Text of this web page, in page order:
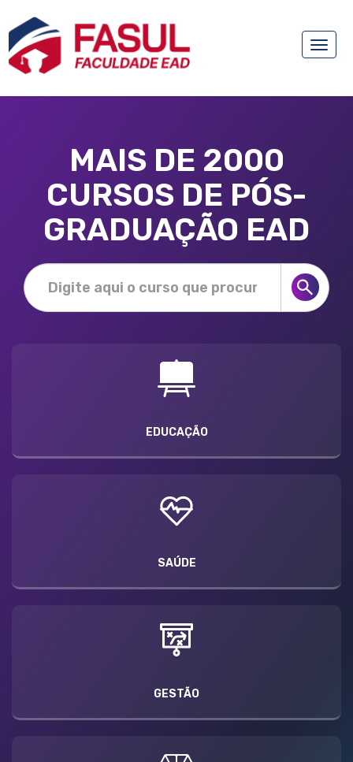
Toggle
MAIS DE 2000
CURSOS DE PÓS-
GRADUAÇÃO EAD
EDUCAÇÃO
SAÚDE
GESTÃO